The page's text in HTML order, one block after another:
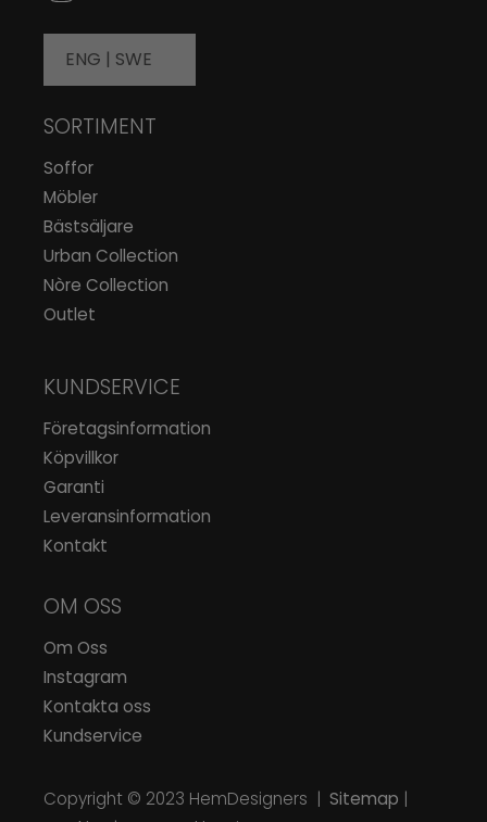
ENG | SWE
SORTIMENT
Soffor
Möbler
Bästsäljare
Urban Collection
Nòre Collection
Outlet
KUNDSERVICE
Företagsinformation
Köpvillkor
Garanti
Leveransinformation
Kontakt
OM OSS
Om Oss
Instagram
Kontakta oss
Kundservice
Copyright © 2023 HemDesigners | Sitemap |